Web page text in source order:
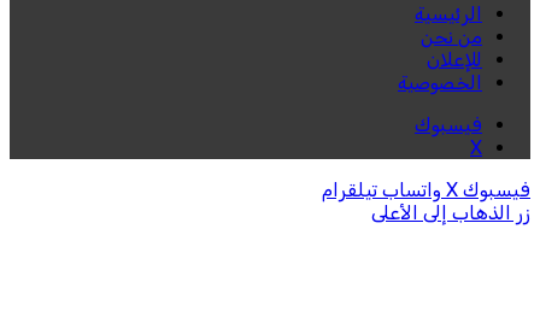
الرئيسية
من نحن
للإعلان
الخصوصية
فيسبوك
‫X
فيسبوك ‫X واتساب تيلقرام
زر الذهاب إلى الأعلى